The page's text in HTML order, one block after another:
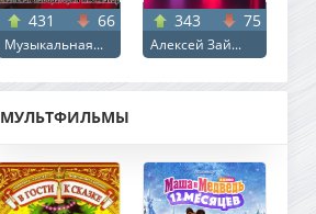
431 66
Музыкальная...
343 75
Алексей Зай...
МУЛЬТФИЛЬМЫ